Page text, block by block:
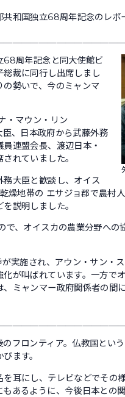
和国独立68周年記念のレポ
68周年記念と同大使館ビ
裁に同行し出席しまし
勢いで、今のミャンマ
・マウン・リン
、日本政府から武藤外務
連盟会長、渡辺日本・
れていました。
大臣と歓談し、オイス
燥地帯の エサジョ郡で農村
説明しました。
で、オイスカの農業分野への
が実施され、アウン・サン・
が叫ばれています。一方で
ミャンマー政府関係者の間
フロンティア。仏教国とい
ます。
耳にし、テレビなどでその
あるように、今後日本との